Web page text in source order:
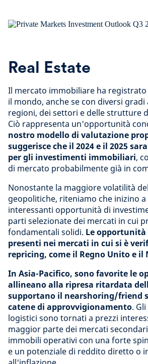
Real Estate
Il mercato immobiliare ha
il mondo, anche se con diversi gradi
regioni, dei settori e delle strutture
Ciò rappresenta un'opportunità
nostro modello di valutazione
suggerisce che il 2024 e il 2025
per gli investimenti immobiliari,
di mercato probabilmente già in
Nonostante la maggiore volatilità
geopolitiche, riteniamo che inizino
interessanti opportunità di
parti selezionate dei mercati in cui
fondamentali solidi. Le
presenti nei mercati in cui si è
repricing, come il Regno Unito e il
In Asia-Pacifico, sono favorite le
allineano alla ripresa ritardata
supportano il nearshoring/friend
catene di approvvigionamento.
logistici sono tornati a prezzi
maggior parte dei mercati
immobili operativi con una forte
e un potenziale di reddito diretto o